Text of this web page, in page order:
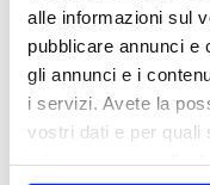
alle informazioni sul
pubblicare annunci e
gli annunci e i
i servizi. Avete la
vostri dati e per quali
Lavori - Gara
Esito di gara.
VISUALIZZA